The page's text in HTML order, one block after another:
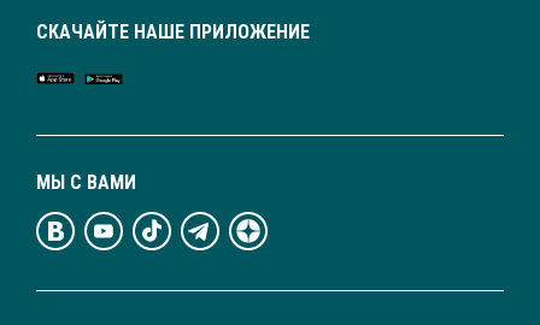
МЫ С ВАМИ
СКАЧАЙТЕ НАШЕ ПРИЛОЖЕНИЕ